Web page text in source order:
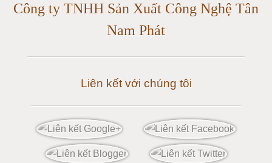
Cân điện tử 50 tấn
Cân điện tử 80 tấn
Cân điện tử 100 tấn
Công ty TNHH Sản Xuất Công Nghệ Tân
Nam Phát
Liên kết với chúng tôi